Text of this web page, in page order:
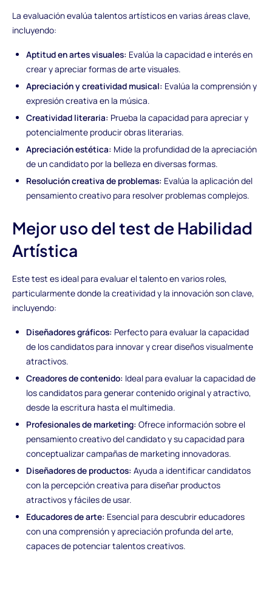
La evaluación evalúa talentos artísticos en varias áreas clave,
incluyendo:
Aptitud en artes visuales: Evalúa la capacidad e interés en
crear y apreciar formas de arte visuales.
Apreciación y creatividad musical: Evalúa la comprensión y
expresión creativa en la música.
Creatividad literaria: Prueba la capacidad para apreciar y
potencialmente producir obras literarias.
Apreciación estética: Mide la profundidad de la apreciación
de un candidato por la belleza en diversas formas.
Resolución creativa de problemas: Evalúa la aplicación del
pensamiento creativo para resolver problemas complejos.
Mejor uso del test de Habilidad
Artística
Este test es ideal para evaluar el talento en varios roles,
particularmente donde la creatividad y la innovación son clave,
incluyendo:
Diseñadores gráficos: Perfecto para evaluar la capacidad
de los candidatos para innovar y crear diseños visualmente
atractivos.
Creadores de contenido: Ideal para evaluar la capacidad de
los candidatos para generar contenido original y atractivo,
desde la escritura hasta el multimedia.
Profesionales de marketing: Ofrece información sobre el
pensamiento creativo del candidato y su capacidad para
conceptualizar campañas de marketing innovadoras.
Diseñadores de productos: Ayuda a identificar candidatos
con la percepción creativa para diseñar productos
atractivos y fáciles de usar.
Educadores de arte: Esencial para descubrir educadores
con una comprensión y apreciación profunda del arte,
capaces de potenciar talentos creativos.